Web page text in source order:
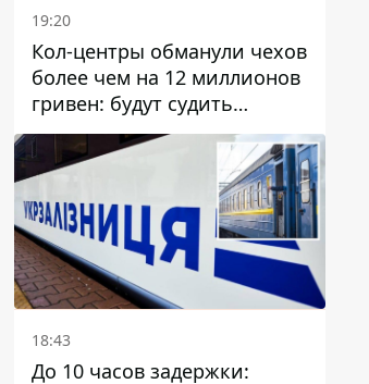
19:20
Кол-центры обманули чехов
более чем на 12 миллионов
гривен: будут судить
днепрянина,
организовавшего
транснациональную
преступную организацию
18:43
До 10 часов задержки: